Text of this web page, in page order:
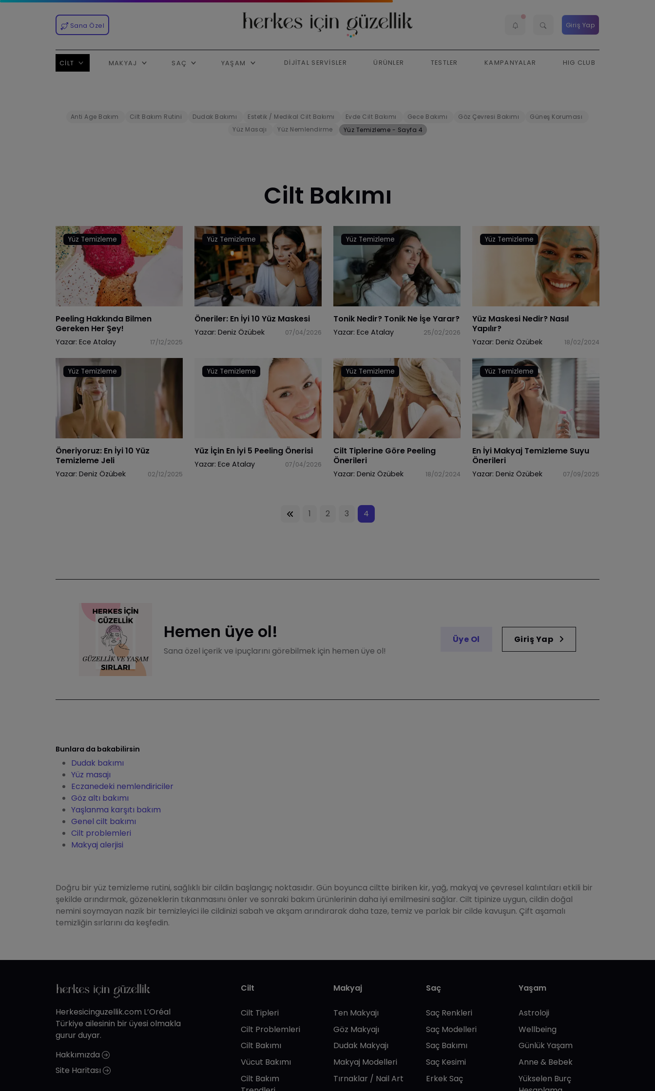
Sana Özel Giriş Yap
CILT MAKYAJ SAÇ YAŞAM DIJITAL SERVISLER ÜRÜNLER TESTLER KAMPANYALAR HIG CLUB
Anti Age Bakım Cilt Bakım Rutini Dudak Bakımı Estetik / Medikal Cilt Bakımı Evde Cilt Bakımı Gece Bakımı Göz Çevresi Bakımı
Güneş Koruması
Yüz Masajı
Yüz Nemlendirme Yüz Temizleme - Sayfa 4
Cilt Bakımı
Yüz Temizleme
Peeling Hakkında Bilmen
Gereken Her Şey!
Yazar: Ece Atalay 17/12/2025
Yüz Temizleme
Öneriler: En İyi 10 Yüz Maskesi
Yazar: Deniz Özübek 07/04/2026
Yüz Temizleme
Tonik Nedir? Tonik Ne İşe Yarar?
Yazar: Ece Atalay 25/02/2026
Yüz Temizleme
Yüz Maskesi Nedir? Nasıl
Yapılır?
Yazar: Deniz Özübek 18/02/2024
Yüz Temizleme
Öneriyoruz: En İyi 10 Yüz
Temizleme Jeli
Yazar: Deniz Özübek 02/12/2025
Yüz Temizleme
Yüz İçin En İyi 5 Peeling Önerisi
Yazar: Ece Atalay 07/04/2026
Yüz Temizleme
Cilt Tiplerine Göre Peeling
Önerileri
Yazar: Deniz Özübek 18/02/2024
Yüz Temizleme
En İyi Makyaj Temizleme Suyu
Önerileri
Yazar: Deniz Özübek 07/09/2025
1 2 3 4
Hemen üye ol!
Sana özel içerik ve ipuçlarını görebilmek için hemen üye ol!
Üye Ol Giriş Yap
Bunlara da bakabilirsin
Dudak bakımı
Yüz masajı
Eczanedeki nemlendiriciler
Göz altı bakımı
Yaşlanma karşıtı bakım
Genel cilt bakımı
Cilt problemleri
Makyaj alerjisi
Doğru bir yüz temizleme rutini, sağlıklı bir cildin başlangıç noktasıdır. Gün boyunca ciltte biriken kir, yağ, makyaj ve çevresel kalıntıları etkili bir
şekilde arındırmak, gözeneklerin tıkanmasını önler ve sonraki bakım ürünlerinin daha iyi emilmesini sağlar. Cilt tipinize uygun, cildin doğal
nemini soymayan nazik bir temizleyici ile cildinizi sabah ve akşam arındırarak daha taze, temiz ve parlak bir cilde kavuşun. Çift aşamalı
temizliğin sırlarını da keşfedin.
Herkesicinguzellik.com L’Oréal
Türkiye ailesinin bir üyesi olmakla
gurur duyar.
Hakkımızda
Site Haritası
Cilt
Cilt Tipleri
Cilt Problemleri
Cilt Bakımı
Vücut Bakımı
Cilt Bakım
Makyaj
Ten Makyajı
Göz Makyajı
Dudak Makyajı
Makyaj Modelleri
Tırnaklar / Nail Art
Saç
Saç Renkleri
Saç Modelleri
Saç Bakımı
Saç Kesimi
Erkek Saç
Yaşam
Astroloji
Wellbeing
Günlük Yaşam
Anne & Bebek
Yükselen Burç